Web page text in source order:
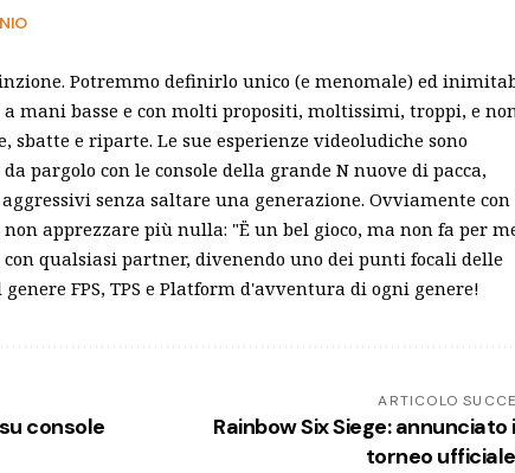
Potremmo definirlo unico (e menomale) ed
mani basse e con molti propositi, moltissimi, troppi, e
sbatte e riparte. Le sue esperienze videoludiche sono
pargolo con le console della grande N nuove di pacca,
senza saltare una generazione. Ovviamente
apprezzare più nulla: "Ë un bel gioco, ma non fa per
qualsiasi partner, divenendo uno dei punti focali delle
FPS, TPS e Platform d'avventura di ogni genere!
console
ARTICOLO
Rainbow Six Siege: annunciato
torneo